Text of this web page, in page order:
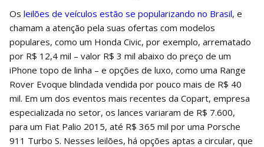
Os leilões de veículos estão se popularizando no Brasil, e
chamam a atenção pela suas ofertas com modelos
populares, como um Honda Civic, por exemplo, arrematado
por R$ 12,4 mil – valor R$ 3 mil abaixo do preço de um
iPhone topo de linha – e opções de luxo, como uma Range
Rover Evoque blindada vendida por pouco mais de R$ 40
mil. Em um dos eventos mais recentes da Copart, empresa
especializada no setor, os lances variaram de R$ 7.600,
para um Fiat Palio 2015, até R$ 365 mil por uma Porsche
911 Turbo S. Nesses leilões, há opções aptas a circular, que